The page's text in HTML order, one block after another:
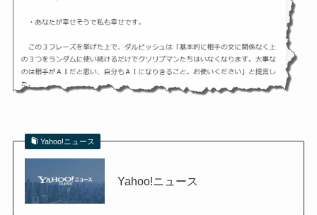
Yahoo!ニュース
Yahoo!ニュース